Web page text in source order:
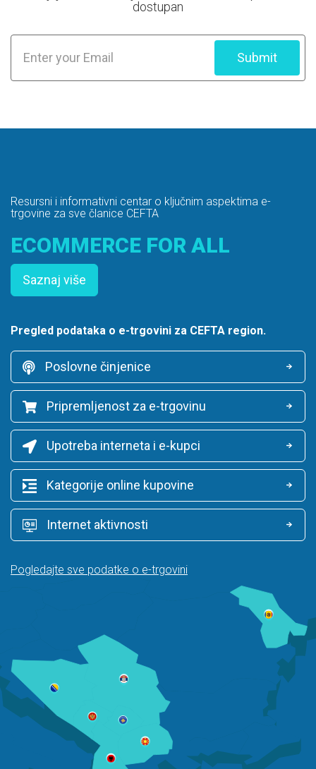
dostupan
Submit
Resursni i informativni centar o ključnim aspektima e-
trgovine za sve članice CEFTA
ECOMMERCE FOR ALL
Saznaj više
Pregled podataka o e-trgovini za CEFTA region.
Poslovne činjenice
Pripremljenost za e-trgovinu
Upotreba interneta i e-kupci
Kategorije online kupovine
Internet aktivnosti
Pogledajte sve podatke o e-trgovini